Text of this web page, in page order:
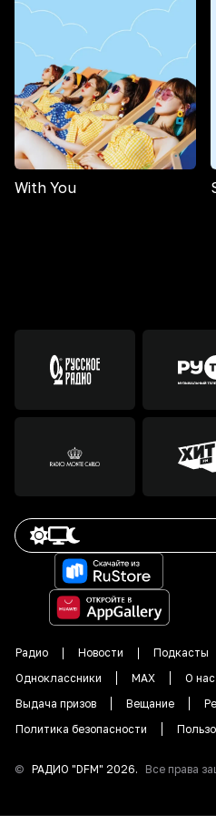
With You
Радио Новости Подкасты
Одноклассники
MAX О нас
Выдача призов
Вещание
Политика безопасности
© РАДИО "DFM" 2026. Все права